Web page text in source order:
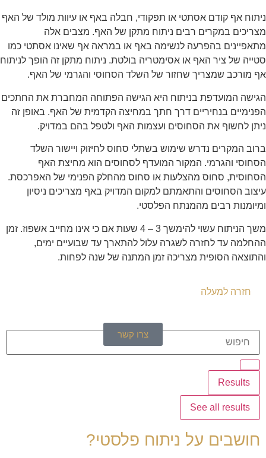
ניתוח אף קודם אסתטי או תפקודי, חבלה באף או עיוות מולד של האף
מצריכים במקרים רבים ניתוח מתקן של האף. מצבים אלה
מתאפיינים בהפרעה לנשימה באף או במראה אף שאינו אסתטי כמו
סטייה של ציר האף או אסימטריה בולטת. ניתוח מתקן זה הופך לניתוח
אף מורכב שמצריך שחזור של השלד הסחוסי והגרמי של האף.
הגישה המועדפת בניתוח היא הגישה הפתוחה המחברת את החתכים
הפנימיים בנחיריים דרך חתך במחיצה הקדמית של האף. באופן זה
ניתן לחשוף את הסחוסים ועצמות האף ולטפל בהם במדויק.
ברוב המקרים נדרש שימוש בשתלי סחוס לחיזוק ויישור השלד
הסחוסי והגרמי. המקור המועדף לסחוסים הוא מחיצת האף
הסחוסית, סחוס מהצלעות או סחוס מהחלק הפנימי של האפרכסת.
עיצוב הסחוסים והתאמתם למקום המדויק באף מצריכים ניסיון
ומיומנות רבים מהמנתח הפלסטי.
משך הניתוח עשוי להימשך 3 – 4 שעות אם כי אינו מחייב אשפוז. זמן
ההחלמה עד לחזרה לשגרה עלול להתארך עד שבועיים ימים,
והתוצאה הסופית מצריכה זמן המתנה של שנה לפחות.
חזרה למעלה
צרו קשר
Results
See all results
חושבים על ניתוח פלסטי?